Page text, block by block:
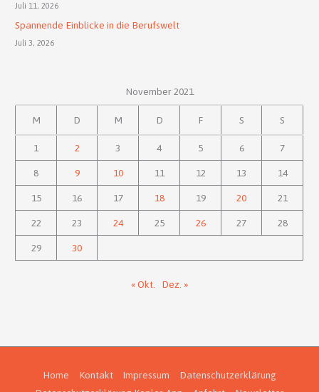
Juli 11, 2026
Spannende Einblicke in die Berufswelt
Juli 3, 2026
November 2021
M D M D F S S
1 2 3 4 5 6 7
8 9 10 11 12 13 14
15 16 17 18 19 20 21
22 23 24 25 26 27 28
29 30
« Okt. Dez. »
Home Kontakt Impressum
Datenschutzerklärung